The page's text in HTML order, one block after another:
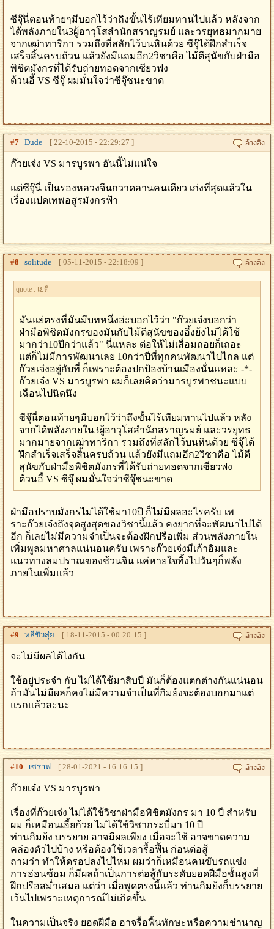
ซีจุ๊นี่ตอนท้ายๆมีบอกไว้ว่าถึงขั้นไร้เทียมทานไปแล้ว หลังจาก
ได้พลังภายใน3ผู้อาวุโสสำนักสราญรมย์ และวรยุทธมากมาย
จากเฒ่าทาริกา รวมถึงที่สลักไว้บนหินด้วย ซีจุ๊ได้ฝึกสำเร็จ
เสร็จสิ้นครบถ้วน แล้วยังมีแถมอีก2วิชาคือ ไม้ตีสุนัขกับฝ่ามือ
พิชิตมังกรที่ได้รับถ่ายทอดจากเซียวฟง
ต้วนอี้ VS ซีจุ๊ ผมมั่นใจว่าซีจุ๊ชนะขาด
#7 Dude [ 22-10-2015 - 22:29:27 ]
ก๊วยเจ๋ง VS มารบูรพา อันนี้ไม่แน่ใจ
แต่ซีจุ๊นี่ เป็นรองหลวงจีนกวาดลานคนเดียว เก่งที่สุดแล้วใน
เรื่องแปดเทพอสูรมังกรฟ้า
#8 solitude [ 05-11-2015 - 22:18:09 ]
quote : เย่ตี่
มันแย่ตรงที่มันมีบทหนึ่งอ่ะบอกไว้ว่า "ก๊วยเจ๋งบอกว่า
ฝ่ามือพิชิตมังกรของมันกับไม้ตีสุนัขของอึ้งย้งไม่ได้ใช้
มากว่า10ปีกว่าแล้ว" นี่แหละ ต่อให้ไม่เสื่อมถอยก็เถอะ
แต่ก็ไม่มีการพัฒนาเลย 10กว่าปีที่ทุกคนพัฒนาไปไกล แต่
ก๊วยเจ๋งอยู่กับที่ ก็เพราะต้องปกป้องบ้านเมืองนั่นแหละ -*-
ก๊วยเจ๋ง VS มารบูรพา ผมก็เลยคิดว่ามารบูรพาชนะแบบ
เฉือนไปนิดนึง
ซีจุ๊นี่ตอนท้ายๆมีบอกไว้ว่าถึงขั้นไร้เทียมทานไปแล้ว หลัง
จากได้พลังภายใน3ผู้อาวุโสสำนักสราญรมย์ และวรยุทธ
มากมายจากเฒ่าทาริกา รวมถึงที่สลักไว้บนหินด้วย ซีจุ๊ได้
ฝึกสำเร็จเสร็จสิ้นครบถ้วน แล้วยังมีแถมอีก2วิชาคือ ไม้ตี
สุนัขกับฝ่ามือพิชิตมังกรที่ได้รับถ่ายทอดจากเซียวฟง
ต้วนอี้ VS ซีจุ๊ ผมมั่นใจว่าซีจุ๊ชนะขาด
ฝ่ามือปราบมังกรไม่ได้ใช้มา10ปี ก็ไม่มีผลอะไรครับ เพ
ราะก๊วยเจ๋งถึงจุดสูงสุดของวิชานี้แล้ว คงยากที่จะพัฒนาไปได้
อีก ก็เลยไม่มีความจำเป็นจะต้องฝึกปรือเพิ่ม ส่วนพลังภายใน
เพิ่มพูลมหาศาลแน่นอนครับ เพราะก๊วยเจ๋งมีเก้าอิมและ
แนวทางลมปราณของช้วนจิน แค่หายใจทิ้งไปวันๆก็พลัง
ภายในเพิ่มแล้ว
#9 หลี่ชิวสุ่ย [ 18-11-2015 - 00:20:15 ]
จะไม่มีผลได้ไงกัน
ใช้อยู่ประจำ กับ ไม่ได้ใช้มาสิบปี มันก็ต้องแตกต่างกันแน่นอน
ถ้ามันไม่มีผลก็คงไม่มีความจำเป็นที่กิมย้งจะต้องบอกมาแต่
แรกแล้วละนะ
#10 เซราฟ [ 28-01-2021 - 16:16:15 ]
ก๊วยเจ๋ง VS มารบูรพา
เรื่องที่ก๊วยเจ๋ง ไม่ได้ใช้วิชาฝ่ามือพิชิตมังกร มา 10 ปี สำหรับ
ผม ก็เหมือนเอี้ยก้วย ไม่ได้ใช้วิชากระบี่มา 10 ปี
ท่านกิมย้ง บรรยาย อาจมีผลเพียง เมื่อจะใช้ อาจขาดความ
คล่องตัวไปบ้าง หรือต้องใช้เวลารื้อฟื้น ก่อนต่อสู้
ถามว่า ทำให้ดรอปลงไปไหม ผมว่าก็เหมือนคนขับรถแข่ง
การอ่อนซ้อม ก็มีผลถ้าเป็นการต่อสู้กับระดับยอดฝีมือชั้นสูงที่
ฝึกปรือสม่ำเสมอ แต่ว่า เมื่อพูดตรงนี้แล้ว ท่านกิมย้งก็บรรยาย
เว้นไปเพราะเหตุการณ์ไม่เกิดขึ้น
ในความเป็นจริง ยอดฝีมือ อาจรื้อฟื้นทักษะหรือความชำนาญ